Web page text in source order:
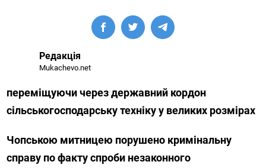
Редакція
Mukachevo.net
переміщуючи через державний кордон
сільськогосподарську техніку у великих розмірах
Чопською митницею порушено кримінальну
справу по факту спроби незаконного